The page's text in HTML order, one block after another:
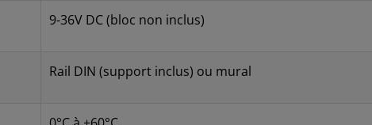
9-36V DC (bloc non inclus)
Rail DIN (support inclus) ou mural